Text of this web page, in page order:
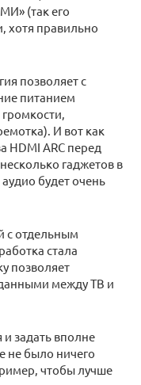
(так его
хотя правильно
позволяет с
питанием
И вот как
HDMI ARC перед
гаджетов в
будет очень
с отдельным
стала
позволяет
между ТВ и
и задать вполне
не было ничего
чтобы лучше